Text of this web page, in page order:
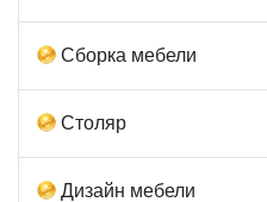
Сборка мебели
Столяр
Дизайн мебели